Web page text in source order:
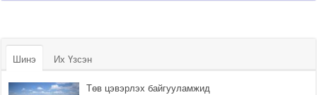
Шинэ Их Үзсэн
Төв цэвэрлэх байгууламжид